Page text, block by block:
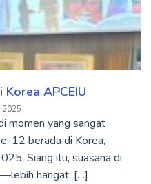
APCEIU
2025
momen yang sangat
12 berada di Korea,
Siang itu, suasana di
hangat, […]